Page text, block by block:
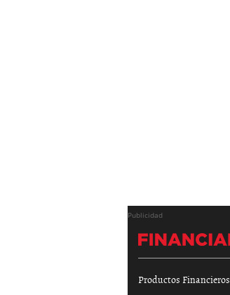
Publicidad
Productos Financieros